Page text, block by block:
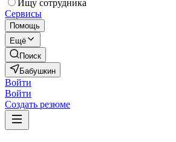
Ищу сотрудника
Сервисы
Помощь
Ещё
Поиск
Бабушкин
Войти
Войти
Создать резюме